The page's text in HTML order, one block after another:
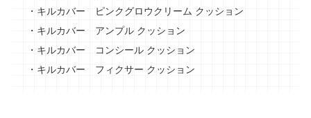
・キルカバー
ピンクグロウクリーム クッション
・キルカバー アンプルクッション
・キルカバー
コンシールクッション
・キルカバー フィクサー クッション